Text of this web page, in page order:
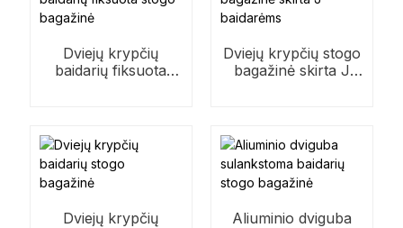
Dviejų krypčių
baidarių fiksuota
Dviejų krypčių stogo
bagažinė skirta J
Dviejų krypčių
Aliuminio dviguba